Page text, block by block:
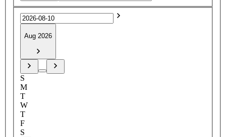
Aug 2026
S
M
T
W
T
F
S